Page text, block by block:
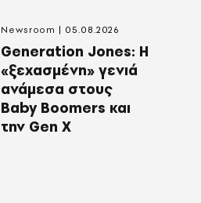
Generation Jones: Η
«ξεχασμένη» γενιά
ανάμεσα στους
Baby Boomers και
την Gen X
Newsroom 05.08.2026